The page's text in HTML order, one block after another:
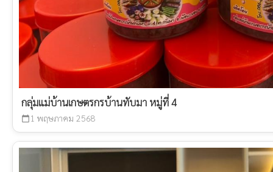
กลุ่มแม่บ้านเกษตรกรบ้านทับมา หมู่ที่ 4
calendar_today 1 พฤษภาคม 2568